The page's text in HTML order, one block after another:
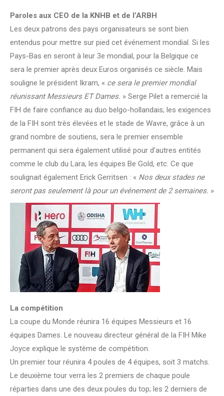
Paroles aux CEO de la KNHB et de l’ARBH
Les deux patrons des pays organisateurs se sont bien
entendus pour mettre sur pied cet événement mondial. Si les
Pays-Bas en seront à leur 3e mondial, pour la Belgique ce
sera le premier après deux Euros organisés ce siècle. Mais
souligne le président Ikram, « ce sera le premier mondial
réunissant Messieurs ET Dames. » Serge Pilet a remercié la
FIH de faire confiance au duo belgo-hollandais; les exigences
de la FIH sont très élevées et le stade de Wavre, grâce à un
grand nombre de soutiens, sera le premier ensemble
permanent qui sera également utilisé pour d’autres entités
comme le club du Lara, les équipes Be Gold, etc. Ce que
soulignait également Erick Gerritsen : « Nos deux stades ne
seront pas seulement là pour un événement de 2 semaines. »
La compétition
La coupe du Monde réunira 16 équipes Messieurs et 16
équipes Dames. Le nouveau directeur général de la FIH Mike
Joyce explique le système de compétition.
Un premier tour réunira 4 poules de 4 équipes, soit 3 matchs.
Le deuxième tour verra les 2 premiers de chaque poule
réparties dans une des deux poules du top; les 2 derniers de